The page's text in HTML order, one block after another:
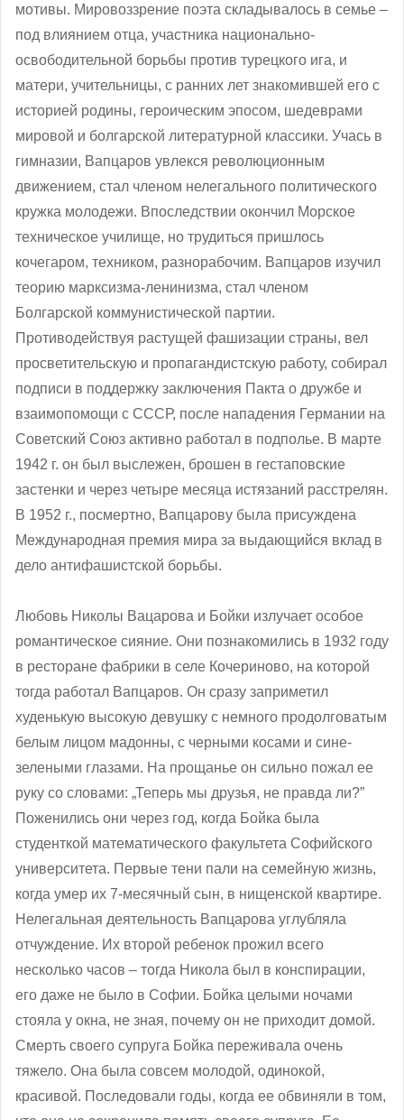
мотивы. Мировоззрение поэта складывалось в семье –
под влиянием отца, участника национально-
освободительной борьбы против турецкого ига, и
матери, учительницы, с ранних лет знакомившей его с
историей родины, героическим эпосом, шедеврами
мировой и болгарской литературной классики. Учась в
гимназии, Вапцаров увлекся революционным
движением, стал членом нелегального политического
кружка молодежи. Впоследствии окончил Морское
техническое училище, но трудиться пришлось
кочегаром, техником, разнорабочим. Вапцаров изучил
теорию марксизма-ленинизма, стал членом
Болгарской коммунистической партии.
Противодействуя растущей фашизации страны, вел
просветительскую и пропагандистскую работу, собирал
подписи в поддержку заключения Пакта о дружбе и
взаимопомощи с СССР, после нападения Германии на
Советский Союз активно работал в подполье. В марте
1942 г. он был выслежен, брошен в гестаповские
застенки и через четыре месяца истязаний расстрелян.
В 1952 г., посмертно, Вапцарову была присуждена
Международная премия мира за выдающийся вклад в
дело антифашистской борьбы.
Любовь Николы Вацарова и Бойки излучает особое
романтическое сияние. Они познакомились в 1932 году
в ресторане фабрики в селе Кочериново, на которой
тогда работал Вапцаров. Он сразу заприметил
худенькую высокую девушку с немного продолговатым
белым лицом мадонны, с черными косами и сине-
зелеными глазами. На прощанье он сильно пожал ее
руку со словами: „Теперь мы друзья, не правда ли?”
Поженились они через год, когда Бойка была
студенткой математического факультета Софийского
университета. Первые тени пали на семейную жизнь,
когда умер их 7-месячный сын, в нищенской квартире.
Нелегальная деятельность Вапцарова углубляла
отчуждение. Их второй ребенок прожил всего
несколько часов – тогда Никола был в конспирации,
его даже не было в Софии. Бойка целыми ночами
стояла у окна, не зная, почему он не приходит домой.
Смерть своего супруга Бойка переживала очень
тяжело. Она была совсем молодой, одинокой,
красивой. Последовали годы, когда ее обвиняли в том,